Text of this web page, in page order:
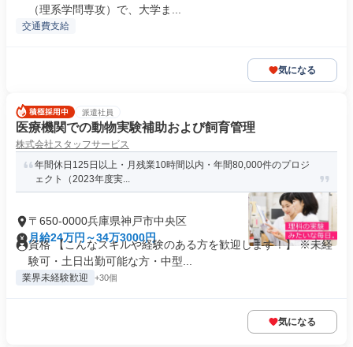
（理系学問専攻）で、大学ま...
交通費支給
気になる
派遣社員
医療機関での動物実験補助および飼育管理
株式会社スタッフサービス
年間休日125日以上・月残業10時間以内・年間80,000件のプロジ
ェクト（2023年度実...
〒650-0000兵庫県神戸市中央区
月給24万円～34万3000円
資格 【こんなスキルや経験のある方を歓迎します！】 ※未経
験可・土日出勤可能な方・中型...
業界未経験歓迎 +30個
気になる